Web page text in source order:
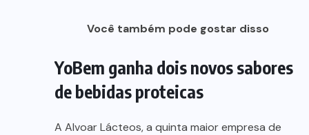
Você também pode gostar disso
YoBem ganha dois novos sabores
de bebidas proteicas
A Alvoar Lácteos, a quinta maior empresa de